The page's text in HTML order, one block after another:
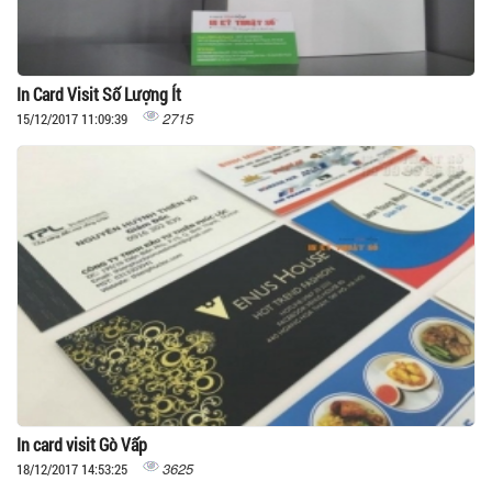
In Card Visit Số Lượng Ít
15/12/2017 11:09:39 2715
In card visit Gò Vấp
18/12/2017 14:53:25 3625